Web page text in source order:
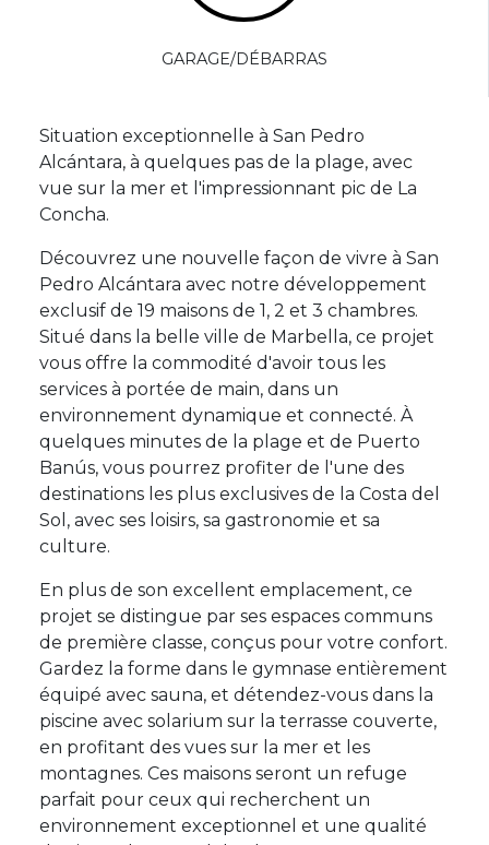
GARAGE/DÉBARRAS
Situation exceptionnelle à San Pedro
Alcántara, à quelques pas de la plage, avec
vue sur la mer et l'impressionnant pic de La
Concha.
Découvrez une nouvelle façon de vivre à San
Pedro Alcántara avec notre développement
exclusif de 19 maisons de 1, 2 et 3 chambres.
Situé dans la belle ville de Marbella, ce projet
vous offre la commodité d'avoir tous les
services à portée de main, dans un
environnement dynamique et connecté. À
quelques minutes de la plage et de Puerto
Banús, vous pourrez profiter de l'une des
destinations les plus exclusives de la Costa del
Sol, avec ses loisirs, sa gastronomie et sa
culture.
En plus de son excellent emplacement, ce
projet se distingue par ses espaces communs
de première classe, conçus pour votre confort.
Gardez la forme dans le gymnase entièrement
équipé avec sauna, et détendez-vous dans la
piscine avec solarium sur la terrasse couverte,
en profitant des vues sur la mer et les
montagnes. Ces maisons seront un refuge
parfait pour ceux qui recherchent un
environnement exceptionnel et une qualité